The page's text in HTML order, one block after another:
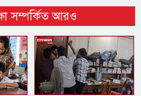
সম্পর্কিত আরও